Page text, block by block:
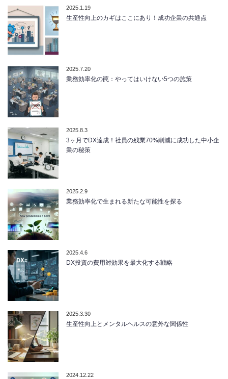
2025.1.19
生産性向上のカギはここにあり！成功企業の共通点
2025.7.20
業務効率化の罠：やってはいけない5つの施策
2025.8.3
3ヶ月でDX達成！社員の残業70%削減に成功した中小企
業の秘策
2025.2.9
業務効率化で生まれる新たな可能性を探る
2025.4.6
DX投資の費用対効果を最大化する戦略
2025.3.30
生産性向上とメンタルヘルスの意外な関係性
2024.12.22